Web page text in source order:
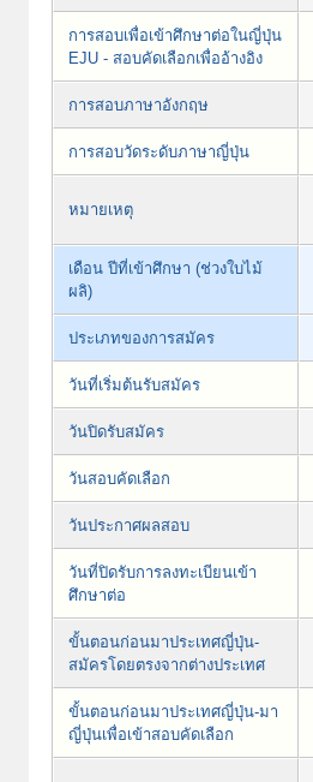
การสอบเพื่อเข้าศึกษาต่อในญี่ปุ่น
EJU - สอบคัดเลือกเพื่ออ้างอิง
การสอบภาษาอังกฤษ
การสอบวัดระดับภาษาญี่ปุ่น
หมายเหตุ
เดือน ปีที่เข้าศึกษา (ช่วงใบไม้
ผลิ)
ประเภทของการสมัคร
วันที่เริ่มต้นรับสมัคร
วันปิดรับสมัคร
วันสอบคัดเลือก
วันประกาศผลสอบ
วันที่ปิดรับการลงทะเบียนเข้า
ศึกษาต่อ
ขั้นตอนก่อนมาประเทศญี่ปุ่น-
สมัครโดยตรงจากต่างประเทศ
ขั้นตอนก่อนมาประเทศญี่ปุ่น-มา
ญี่ปุ่นเพื่อเข้าสอบคัดเลือก